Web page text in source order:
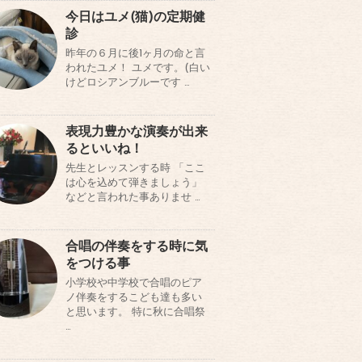
今日はユメ(猫)の定期健
診
昨年の６月に後1ヶ月の命と言
われたユメ！ ユメです。(白い
けどロシアンブルーです …
表現力豊かな演奏が出来
るといいね！
先生とレッスンする時 「ここ
は心を込めて弾きましょう」
などと言われた事ありませ …
合唱の伴奏をする時に気
をつける事
小学校や中学校で合唱のピア
ノ伴奏をするこども達も多い
と思います。 特に秋に合唱祭
…